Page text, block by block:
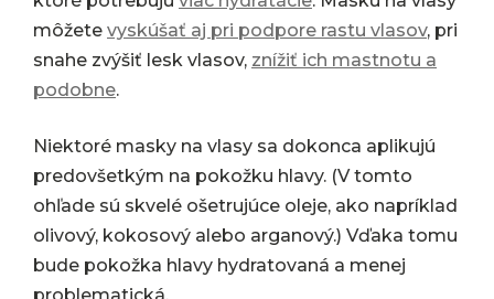
môžete vyskúšať aj pri podpore rastu vlasov, pri
snahe zvýšiť lesk vlasov, znížiť ich mastnotu a
podobne.
Niektoré masky na vlasy sa dokonca aplikujú
predovšetkým na pokožku hlavy. (V tomto
ohľade sú skvelé ošetrujúce oleje, ako napríklad
olivový, kokosový alebo arganový.) Vďaka tomu
bude pokožka hlavy hydratovaná a menej